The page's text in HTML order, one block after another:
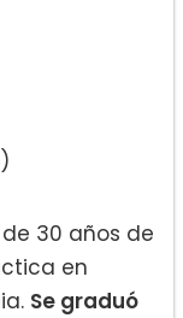
30 años de
en
Se graduó